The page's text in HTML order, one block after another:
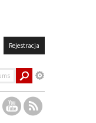
Rejestracja